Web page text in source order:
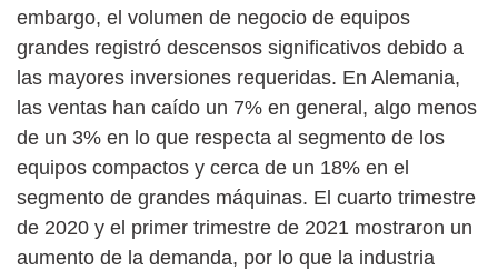
embargo, el volumen de negocio de equipos
grandes registró descensos significativos debido a
las mayores inversiones requeridas. En Alemania,
las ventas han caído un 7% en general, algo menos
de un 3% en lo que respecta al segmento de los
equipos compactos y cerca de un 18% en el
segmento de grandes máquinas. El cuarto trimestre
de 2020 y el primer trimestre de 2021 mostraron un
aumento de la demanda, por lo que la industria